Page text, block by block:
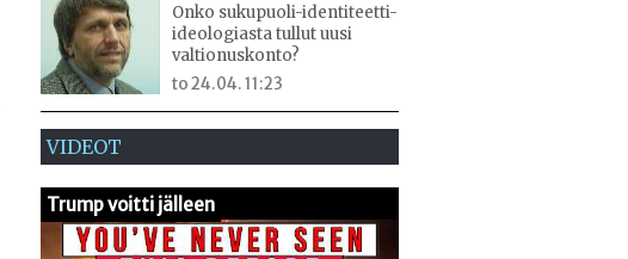
Onko sukupuoli-identiteetti-
ideologiasta tullut uusi
valtionuskonto?
to 24.04. 11:23
VIDEOT
Trump voitti jälleen